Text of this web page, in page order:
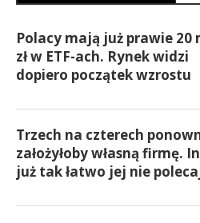
Polacy mają już prawie 20
zł w ETF-ach. Rynek widzi
dopiero początek wzrostu
Trzech na czterech
założyłoby własną firmę.
już tak łatwo jej nie